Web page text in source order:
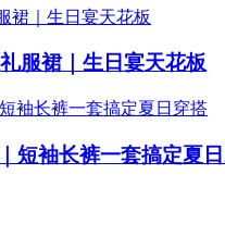
服裙｜生日宴天花板
短袖长裤一套搞定夏